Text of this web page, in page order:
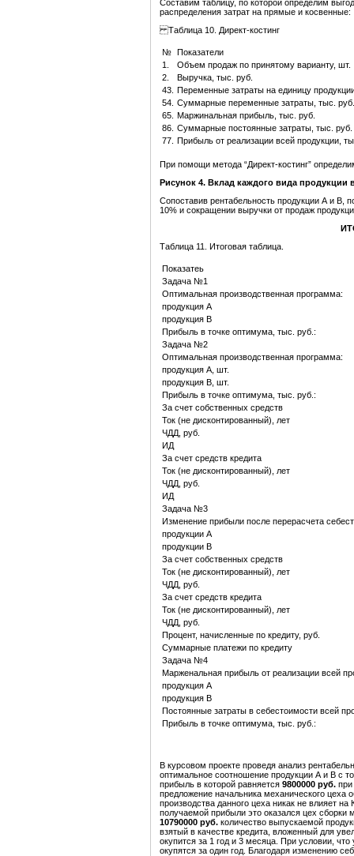
Составим таблицу, по которой определим
распределения затрат на прямые и косвенные:
Таблица 10. Директ-костинг
№ Показатели
1.
Объем продаж по принятому варианту, шт.
2.
Выручка, тыс. руб.
43. Переменные затраты на единицу
54. Суммарные переменные затраты, тыс. руб.
65. Маржинальная прибыль, тыс. руб.
86. Суммарные постоянные затраты, тыс. руб.
77. Прибыль от реализации всей продукции,
При помощи метода “Директ-костинг”
Рисунок 4. Вклад каждого вида продукции
Сопоставив рентабельность продукции А и В,
10% и сокращении выручки от продаж
Таблица 11. Итоговая таблица.
Показатеь
Задача №1
Оптимальная производственная программа:
продукция А
продукция В
Прибыль в точке оптимума, тыс. руб.:
Задача №2
Оптимальная производственная программа:
продукция А, шт.
продукция В, шт.
Прибыль в точке оптимума, тыс. руб.:
За счет собственных средств
Ток (не дисконтированный), лет
ЧДД, руб.
ИД
За счет средств кредита
Ток (не дисконтированный), лет
ЧДД, руб.
ИД
Задача №3
Изменение прибыли после перерасчета
продукции А
продукции В
За счет собственных средств
Ток (не дисконтированный), лет
ЧДД, руб.
За счет средств кредита
Ток (не дисконтированный), лет
ЧДД, руб.
Процент, начисленные по кредиту, руб.
Суммарные платежи по кредиту
Задача №4
Марженальная прибыль от реализации всей
продукция А
продукция В
Постоянные затраты в себестоимости всей
Прибыль в точке оптимума, тыс. руб.:
В курсовом проекте проведя анализ
оптимальное соотношение продукции А и В с
прибыль в которой равняется 9800000 руб.
предложение начальника механического цеха
производства данного цеха никак не влияет
получаемой прибыли это оказался цех
10790000 руб. количество выпускаемой
взятый в качестве кредита, вложенный для
окупится за 1 год и 3 месяца. При условии,
окупятся за один год. Благодаря изменению